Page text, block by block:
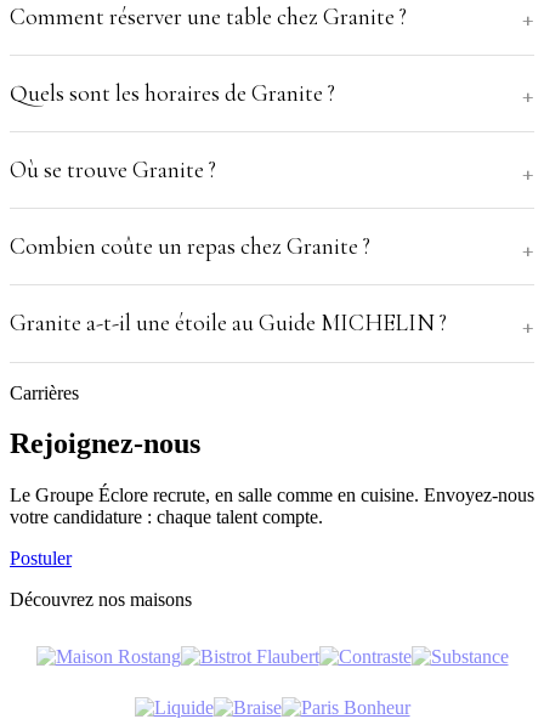
Comment réserver une table chez Granite ?
Quels sont les horaires de Granite ?
Où se trouve Granite ?
Combien coûte un repas chez Granite ?
Granite a-t-il une étoile au Guide MICHELIN ?
Carrières
Rejoignez-nous
Le Groupe Éclore recrute, en salle comme en cuisine. Envoyez-nous
votre candidature : chaque talent compte.
Postuler
Découvrez nos maisons